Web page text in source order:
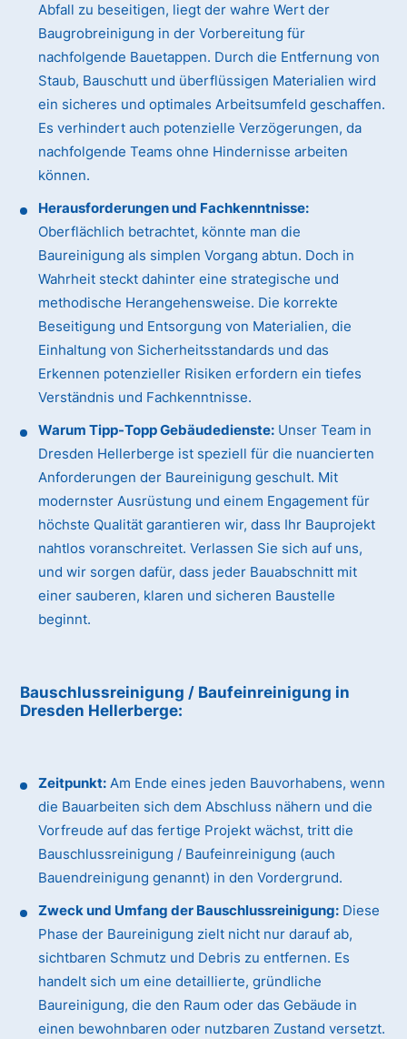
Abfall zu beseitigen, liegt der wahre Wert der
Baugrobreinigung in der Vorbereitung für
nachfolgende Bauetappen. Durch die Entfernung von
Staub, Bauschutt und überflüssigen Materialien wird
ein sicheres und optimales Arbeitsumfeld geschaffen.
Es verhindert auch potenzielle Verzögerungen, da
nachfolgende Teams ohne Hindernisse arbeiten
können.
Herausforderungen und Fachkenntnisse:
Oberflächlich betrachtet, könnte man die
Baureinigung als simplen Vorgang abtun. Doch in
Wahrheit steckt dahinter eine strategische und
methodische Herangehensweise. Die korrekte
Beseitigung und Entsorgung von Materialien, die
Einhaltung von Sicherheitsstandards und das
Erkennen potenzieller Risiken erfordern ein tiefes
Verständnis und Fachkenntnisse.
Warum Tipp-Topp Gebäudedienste: Unser Team in
Dresden Hellerberge ist speziell für die nuancierten
Anforderungen der Baureinigung geschult. Mit
modernster Ausrüstung und einem Engagement für
höchste Qualität garantieren wir, dass Ihr Bauprojekt
nahtlos voranschreitet. Verlassen Sie sich auf uns,
und wir sorgen dafür, dass jeder Bauabschnitt mit
einer sauberen, klaren und sicheren Baustelle
beginnt.
Bauschlussreinigung / Baufeinreinigung in
Dresden Hellerberge:
Zeitpunkt: Am Ende eines jeden Bauvorhabens, wenn
die Bauarbeiten sich dem Abschluss nähern und die
Vorfreude auf das fertige Projekt wächst, tritt die
Bauschlussreinigung / Baufeinreinigung (auch
Bauendreinigung genannt) in den Vordergrund.
Zweck und Umfang der Bauschlussreinigung: Diese
Phase der Baureinigung zielt nicht nur darauf ab,
sichtbaren Schmutz und Debris zu entfernen. Es
handelt sich um eine detaillierte, gründliche
Baureinigung, die den Raum oder das Gebäude in
einen bewohnbaren oder nutzbaren Zustand versetzt.